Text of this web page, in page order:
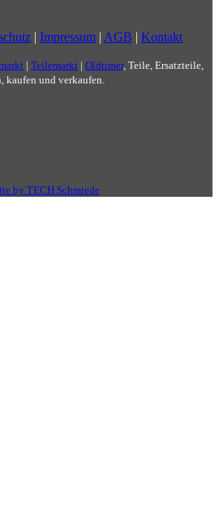
| Impressum | AGB | Kontakt
| Teilemarkt | Oldtimer, Teile, Ersatzteile,
kaufen und verkaufen.
by TECH Schmiede